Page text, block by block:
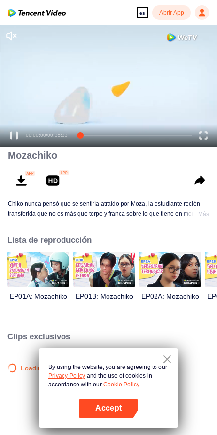
es Abrir App
00:00:00/00:35:33
Mozachiko
Chiko nunca pensó que se sentiría atraído por Moza, la estudiante recién
transferida que no es más que torpe y franca sobre lo que tiene en mente.
un gran giro en la trama: ahora Chiko es quien la persigue.
Más
Lista de reproducción
EP01A: Mozachiko EP01B: Mozachiko EP02A: Mozachiko
Clips exclusivos
Loading…By using the website, you are agreeing to our
Privacy Policy and the use of cookies in
accordance with our Cookie Policy.
Accept